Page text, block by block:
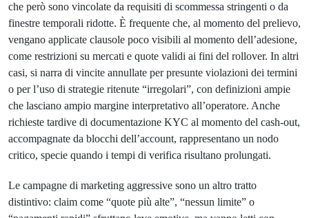
che però sono vincolate da requisiti di scommessa stringenti o da
finestre temporali ridotte. È frequente che, al momento del prelievo,
vengano applicate clausole poco visibili al momento dell’adesione,
come restrizioni su mercati e quote validi ai fini del rollover. In altri
casi, si narra di vincite annullate per presunte violazioni dei termini
o per l’uso di strategie ritenute “irregolari”, con definizioni ampie
che lasciano ampio margine interpretativo all’operatore. Anche
richieste tardive di documentazione KYC al momento del cash-out,
accompagnate da blocchi dell’account, rappresentano un nodo
critico, specie quando i tempi di verifica risultano prolungati.
Le campagne di marketing aggressive sono un altro tratto
distintivo: claim come “quote più alte”, “nessun limite” o